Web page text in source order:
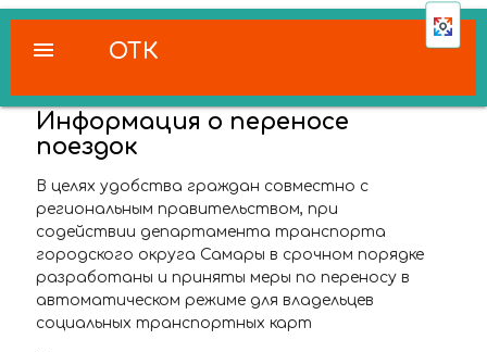
ОТК
menu
Информация о переносе
поездок
В целях удобства граждан совместно с
региональным правительством, при
содействии департамента транспорта
городского округа Самары в срочном порядке
разработаны и приняты меры по переносу в
автоматическом режиме для владельцев
социальных транспортных карт